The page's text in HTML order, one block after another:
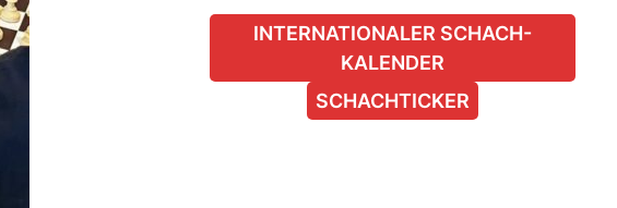
INTERNATIONALER SCHACH-
KALENDER
SCHACHTICKER